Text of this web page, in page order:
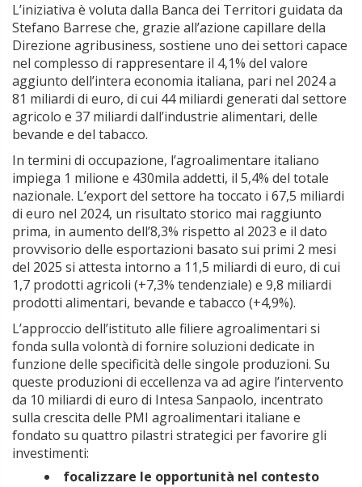
L’iniziativa è voluta dalla Banca dei Territori guidata da
Stefano Barrese che, grazie all’azione capillare della
Direzione agribusiness, sostiene uno dei settori capace
nel complesso di rappresentare il 4,1% del valore
aggiunto dell’intera economia italiana, pari nel 2024 a
81 miliardi di euro, di cui 44 miliardi generati dal settore
agricolo e 37 miliardi dall’industrie alimentari, delle
bevande e del tabacco.
In termini di occupazione, l’agroalimentare italiano
impiega 1 milione e 430mila addetti, il 5,4% del totale
nazionale. L’export del settore ha toccato i 67,5 miliardi
di euro nel 2024, un risultato storico mai raggiunto
prima, in aumento dell’8,3% rispetto al 2023 e il dato
provvisorio delle esportazioni basato sui primi 2 mesi
del 2025 si attesta intorno a 11,5 miliardi di euro, di cui
1,7 prodotti agricoli (+7,3% tendenziale) e 9,8 miliardi
prodotti alimentari, bevande e tabacco (+4,9%).
L’approccio dell’istituto alle filiere agroalimentari si
fonda sulla volontà di fornire soluzioni dedicate in
funzione delle specificità delle singole produzioni. Su
queste produzioni di eccellenza va ad agire l’intervento
da 10 miliardi di euro di Intesa Sanpaolo, incentrato
sulla crescita delle PMI agroalimentari italiane e
fondato su quattro pilastri strategici per favorire gli
investimenti:
focalizzare le opportunità nel contesto